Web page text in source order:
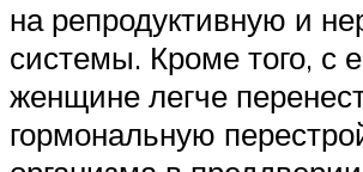
на репродуктивную и
системы. Кроме того, с
женщине легче
гормональную